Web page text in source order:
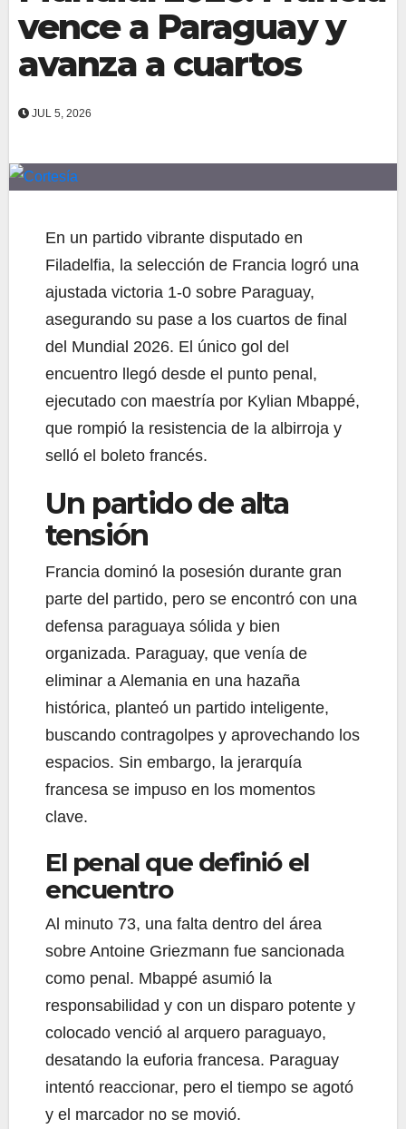
vence a Paraguay y
avanza a cuartos
JUL 5, 2026
En un partido vibrante disputado en
Filadelfia, la selección de Francia logró una
ajustada victoria 1-0 sobre Paraguay,
asegurando su pase a los cuartos de final
del Mundial 2026. El único gol del
encuentro llegó desde el punto penal,
ejecutado con maestría por Kylian Mbappé,
que rompió la resistencia de la albirroja y
selló el boleto francés.
Un partido de alta
tensión
Francia dominó la posesión durante gran
parte del partido, pero se encontró con una
defensa paraguaya sólida y bien
organizada. Paraguay, que venía de
eliminar a Alemania en una hazaña
histórica, planteó un partido inteligente,
buscando contragolpes y aprovechando los
espacios. Sin embargo, la jerarquía
francesa se impuso en los momentos
clave.
El penal que definió el
encuentro
Al minuto 73, una falta dentro del área
sobre Antoine Griezmann fue sancionada
como penal. Mbappé asumió la
responsabilidad y con un disparo potente y
colocado venció al arquero paraguayo,
desatando la euforia francesa. Paraguay
intentó reaccionar, pero el tiempo se agotó
y el marcador no se movió.